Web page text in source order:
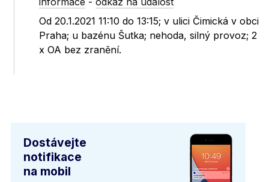
Od 20.1.2021 11:10 do 13:15; v ulici Čimická v obci
Praha; u bazénu Šutka; nehoda, silný provoz; 2
x OA bez zranění.
Dostávejte
notifikace
na mobil